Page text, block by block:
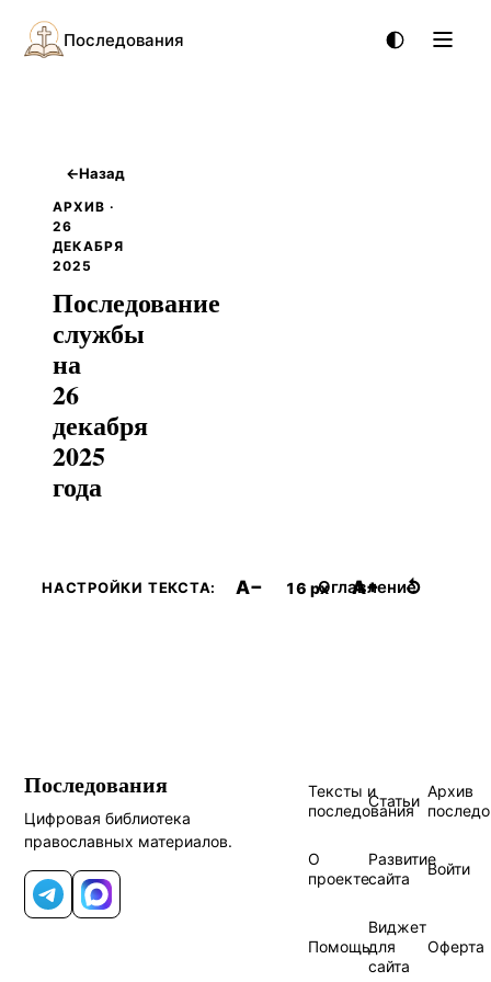
Последования
←Назад
АРХИВ ·
26
ДЕКАБРЯ
2025
Последование
службы
на
26
декабря
2025
года
НАСТРОЙКИ ТЕКСТА: A− 16 px A+ ↺
Оглавление
Последования
Цифровая библиотека
православных материалов.
Telegram
MAX
Тексты и
последования
Статьи
Архив
О
проекте
Развитие
сайта
Войти
Помощь
Виджет
для
сайта
Оферта